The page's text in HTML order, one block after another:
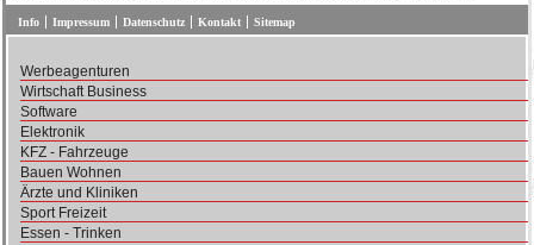
Info Impressum Datenschutz Kontakt Sitemap
Werbeagenturen
Wirtschaft Business
Software
Elektronik
KFZ - Fahrzeuge
Bauen Wohnen
Ärzte und Kliniken
Sport Freizeit
Essen - Trinken